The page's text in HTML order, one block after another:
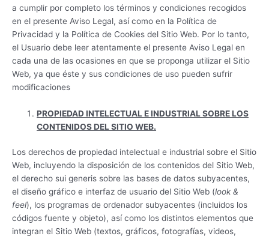
a cumplir por completo los términos y condiciones recogidos
en el presente Aviso Legal, así como en la Política de
Privacidad y la Política de Cookies del Sitio Web. Por lo tanto,
el Usuario debe leer atentamente el presente Aviso Legal en
cada una de las ocasiones en que se proponga utilizar el Sitio
Web, ya que éste y sus condiciones de uso pueden sufrir
modificaciones
PROPIEDAD INTELECTUAL E INDUSTRIAL SOBRE LOS
CONTENIDOS DEL SITIO WEB.
Los derechos de propiedad intelectual e industrial sobre el Sitio
Web, incluyendo la disposición de los contenidos del Sitio Web,
el derecho sui generis sobre las bases de datos subyacentes,
el diseño gráfico e interfaz de usuario del Sitio Web (look &
feel), los programas de ordenador subyacentes (incluidos los
códigos fuente y objeto), así como los distintos elementos que
integran el Sitio Web (textos, gráficos, fotografías, videos,